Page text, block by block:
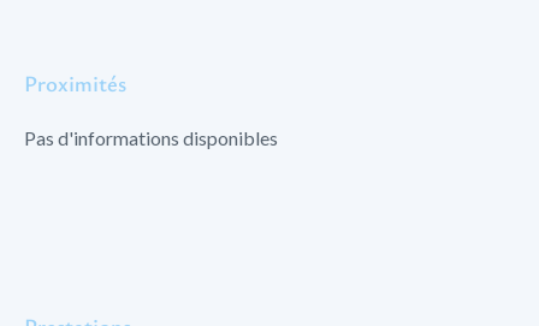
Proximités
Pas d'informations disponibles